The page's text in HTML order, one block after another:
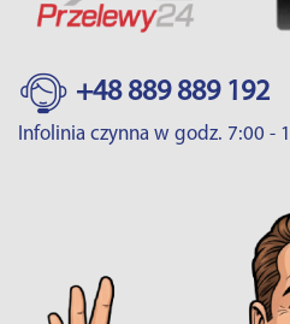
+48 889 889 192
Infolinia czynna w godz. 7:00 -